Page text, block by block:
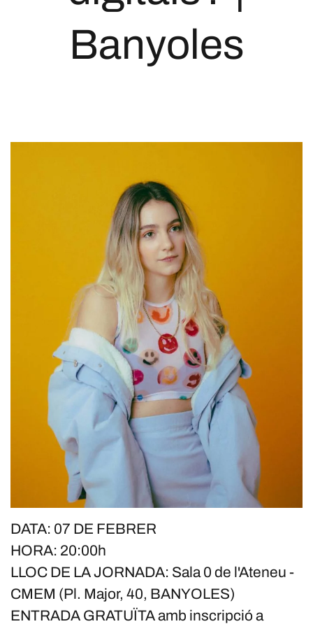
Banyoles
DATA: 07 DE FEBRER
HORA: 20:00h
LLOC DE LA JORNADA: Sala 0 de l'Ateneu -
CMEM (Pl. Major, 40, BANYOLES)
ENTRADA GRATUÏTA amb inscripció a